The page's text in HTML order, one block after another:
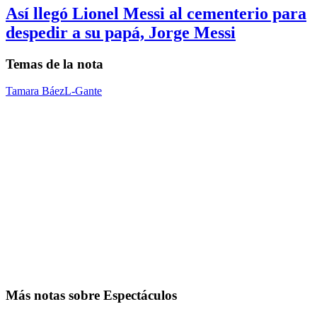
Así llegó Lionel Messi al cementerio para
despedir a su papá, Jorge Messi
Temas de la nota
Tamara BáezL-Gante
Más notas sobre Espectáculos